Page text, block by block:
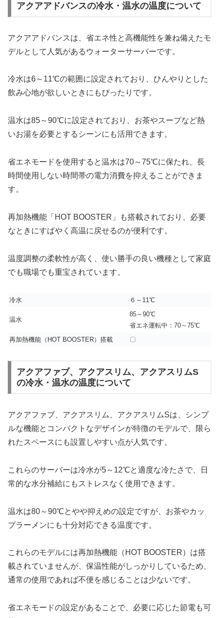
アクアアドバンスの冷水・温水の温度について
アクアアドバンスは、省エネ性と高機能性を兼ね備えたモ
デルとして人気があるウォーターサーバーです。
冷水は6～11℃の範囲に設定されており、ひんやりとした
飲み心地が欲しいときにもぴったりです。
温水は85～90℃に設定されており、お茶やスープなど熱
いお湯を必要とするシーンにも活用できます。
省エネモードを使用すると温水は70～75℃に保たれ、長
時間使用しない時間帯の電力消費を抑えることができま
す。
再加熱機能「HOT BOOSTER」も搭載されており、必要
なときにすばやく高温に戻せるのが便利です。
温度調整の柔軟性が高く、使い勝手の良い機種として家庭
でも職場でも重宝されています。
冷水 ６～11℃
温水
85～90℃
省エネ運転中：70～75℃
再加熱機能（HOT BOOSTER）搭載
〇
アクアファブ、アクアスリム、アクアスリムS
の冷水・温水の温度について
アクアファブ、アクアスリム、アクアスリムSは、シンプ
ルな機能とコンパクトなデザインが特徴のモデルで、限ら
れたスペースにも設置しやすい点が人気です。
これらのサーバーは冷水が5～12℃と適度な冷たさで、日
常的な水分補給にもストレスなく使用できます。
温水は80～90℃とやや抑えめの設定ですが、お茶やカッ
プラーメンにも十分対応できる温度です。
これらのモデルには再加熱機能（HOT BOOSTER）は搭
載されていませんが、保温性能がしっかりしているため、
通常の使用であれば不便を感じることは少ないです。
省エネモードの設定があることで、必要に応じた節電も可